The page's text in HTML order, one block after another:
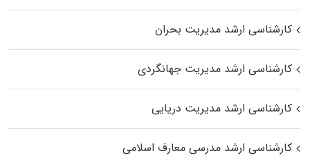
کارشناسی ارشد مدیریت بحران
کارشناسی ارشد مدیریت جهانگردی
کارشناسی ارشد مدیریت دریایی
کارشناسی ارشد مدرسی معارف اسلامی